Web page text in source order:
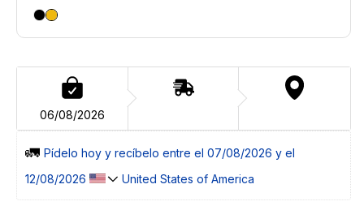
06/08/2026
🚛 Pídelo hoy y recíbelo entre el 07/08/2026 y el
12/08/2026
United States of America